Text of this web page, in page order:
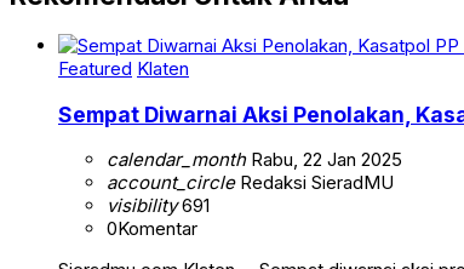
Featured Klaten
Sempat Diwarnai Aksi Penolakan,
calendar_monthRabu, 22 Jan 2025
account_circleRedaksi SieradMU
visibility691
0Komentar